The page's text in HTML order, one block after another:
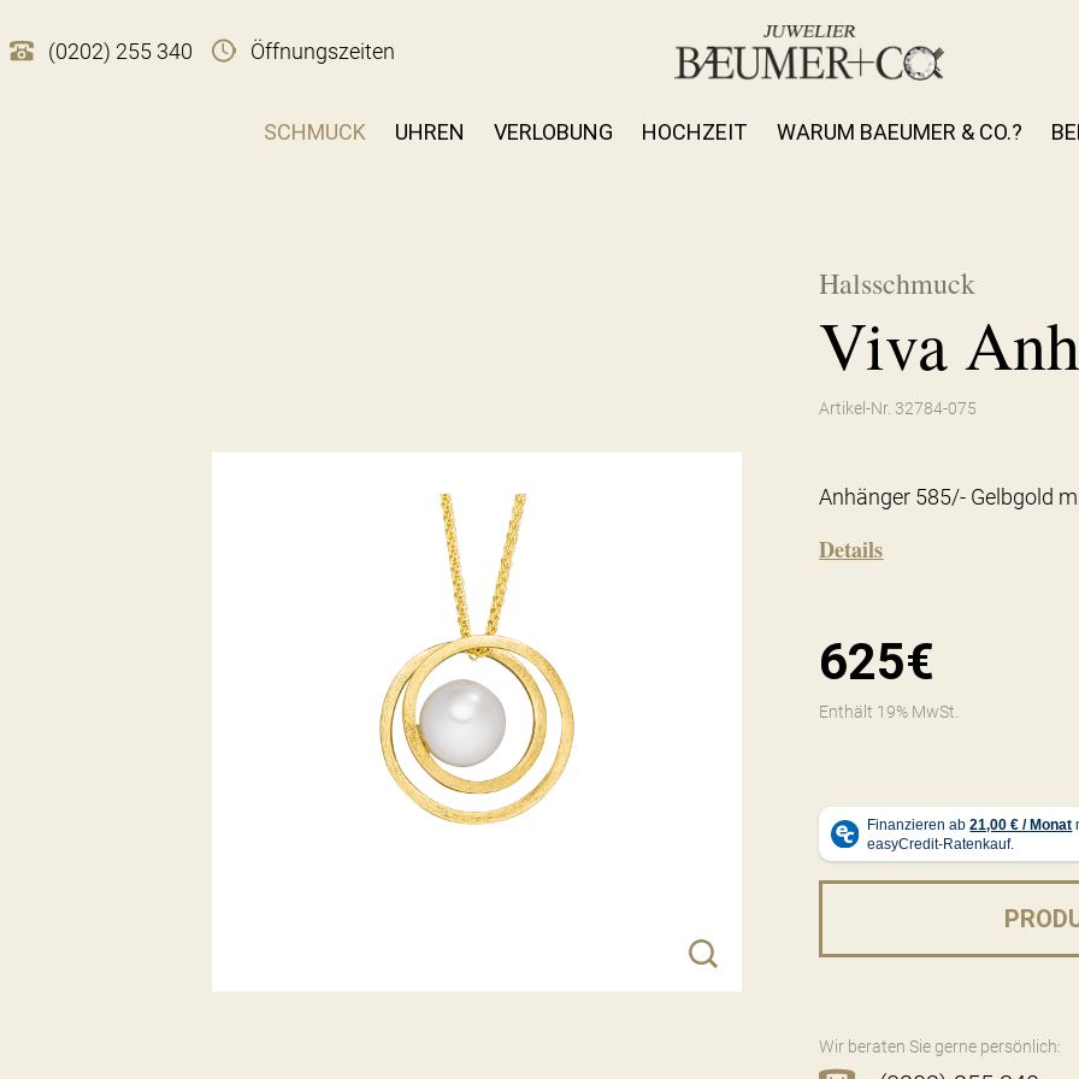
(0202) 255 340 Öffnungszeiten
SCHMUCK UHREN VERLOBUNG HOCHZEIT WARUM BAEUMER & CO.?
Halsschmuck
Viva
Artikel-Nr. 32784-075
Anhänger 585/- Gelbgold
Details
625€
Enthält 19% MwSt.
Wir beraten Sie gerne persönlich: